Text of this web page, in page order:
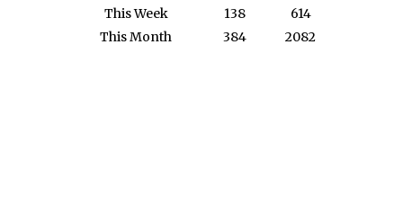
This Week
138
614
This Month
384 2082